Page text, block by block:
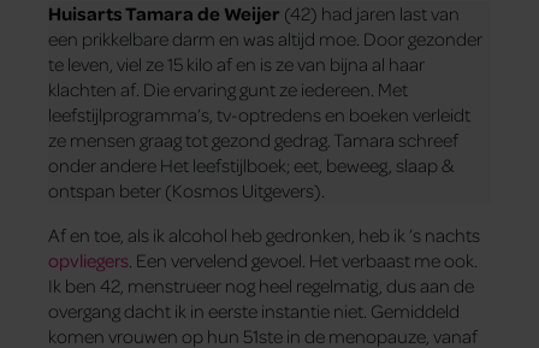
Huisarts Tamara de Weijer (42) had jaren last van
een prikkelbare darm en was altijd moe. Door gezonder
te leven, viel ze 15 kilo af en is ze van bijna al haar
klachten af. Die ervaring gunt ze iedereen. Met
leefstijlprogramma’s, tv-optredens en boeken verleidt
ze mensen graag tot gezond gedrag. Tamara schreef
onder andere Het leefstijlboek; eet, beweeg, slaap &
ontspan beter (Kosmos Uitgevers).
Af en toe, als ik alcohol heb gedronken, heb ik ’s nachts
opvliegers. Een vervelend gevoel. Het verbaast me ook.
Ik ben 42, menstrueer nog heel regelmatig, dus aan de
overgang dacht ik in eerste instantie niet. Gemiddeld
komen vrouwen op hun 51ste in de menopauze, vanaf